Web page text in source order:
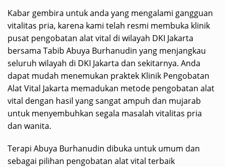
Kabar gembira untuk anda yang mengalami gangguan
vitalitas pria, karena kami telah resmi membuka klinik
pusat pengobatan alat vital di wilayah DKI Jakarta
bersama Tabib Abuya Burhanudin yang menjangkau
seluruh wilayah di DKI Jakarta dan sekitarnya. Anda
dapat mudah menemukan praktek Klinik Pengobatan
Alat Vital Jakarta memadukan metode pengobatan alat
vital dengan hasil yang sangat ampuh dan mujarab
untuk menyembuhkan segala masalah vitalitas pria
dan wanita.
Terapi Abuya Burhanudin dibuka untuk umum dan
sebagai pilihan pengobatan alat vital terbaik